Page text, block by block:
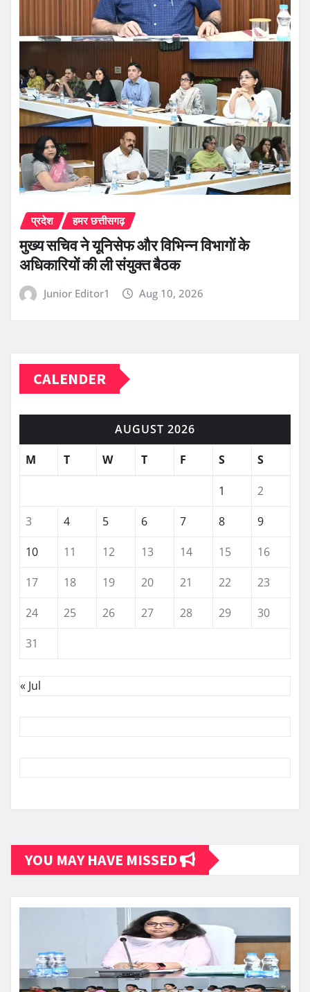
प्रदेश हमर छत्तीसगढ़
मुख्य सचिव ने यूनिसेफ और विभिन्न विभागों के
अधिकारियों की ली संयुक्त बैठक
Junior Editor1 Aug 10, 2026
CALENDER
AUGUST 2026
M
T W T F S S
1
2
3
4 5 6 7 8
9
10
11 12 13 14 15
16
17
18 19 20 21 22
23
24
25 26 27 28 29
30
31
« Jul
YOU MAY HAVE MISSED